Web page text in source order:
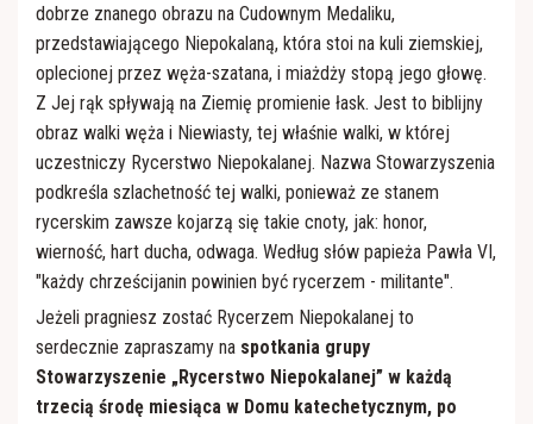
dobrze znanego obrazu na Cudownym Medaliku,
przedstawiającego Niepokalaną, która stoi na kuli ziemskiej,
oplecionej przez węża-szatana, i miażdży stopą jego głowę.
Z Jej rąk spływają na Ziemię promienie łask. Jest to biblijny
obraz walki węża i Niewiasty, tej właśnie walki, w której
uczestniczy Rycerstwo Niepokalanej. Nazwa Stowarzyszenia
podkreśla szlachetność tej walki, ponieważ ze stanem
rycerskim zawsze kojarzą się takie cnoty, jak: honor,
wierność, hart ducha, odwaga. Według słów papieża Pawła VI,
"każdy chrześcijanin powinien być rycerzem - militante".
Jeżeli pragniesz zostać Rycerzem Niepokalanej to
serdecznie zapraszamy na spotkania grupy
Stowarzyszenie „Rycerstwo Niepokalanej” w każdą
trzecią środę miesiąca w Domu katechetycznym, po